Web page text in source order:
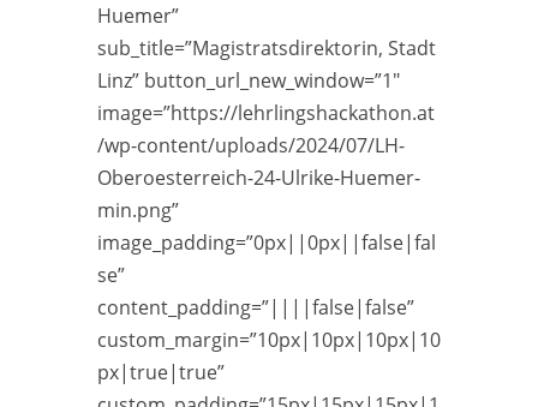
Huemer”
sub_title=”Magistratsdirektorin, Stadt
Linz” button_url_new_window=”1″
image=”https://lehrlingshackathon.at
/wp-content/uploads/2024/07/LH-
Oberoesterreich-24-Ulrike-Huemer-
min.png”
image_padding=”0px||0px||false|fal
se”
content_padding=”||||false|false”
custom_margin=”10px|10px|10px|10
px|true|true”